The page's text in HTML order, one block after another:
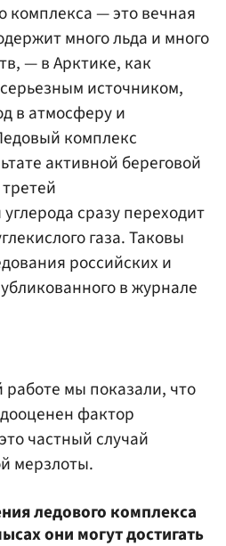
комплекса — это вечная
много льда и много
— в Арктике, как
источником,
в атмосферу и
комплекс
активной береговой
сразу переходит
газа. Таковы
российских и
в журнале
мы показали, что
фактор
частный случай
мерзлоты.
ледового комплекса
они могут достигать